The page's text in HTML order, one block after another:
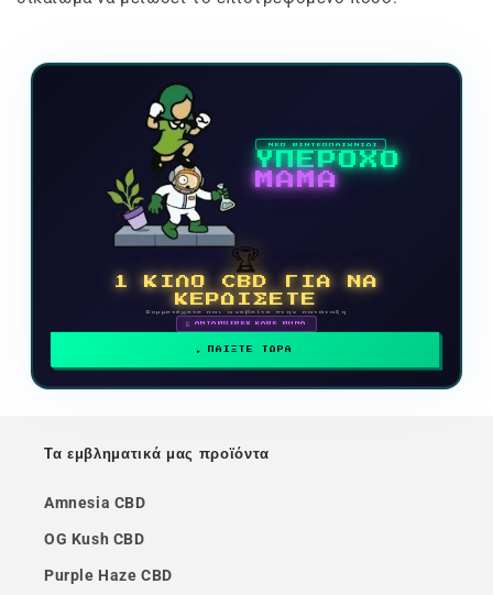
ΝΕΟ ΒΙΝΤΕΟΠΑΙΧΝΙΔΙ
ΥΠΕΡΟΧΟ
ΜΑΜΑ
🏆
1 ΚΙΛΟ CBD ΓΙΑ ΝΑ
ΚΕΡΔΙΣΕΤΕ
Συμμετέχετε και ανεβείτε στην κατάταξη
🗓 ΑΝΤΑΜΟΙΒΕΣ ΚΑΘΕ ΜΗΝΑ
ΠΑΙΞΤΕ ΤΩΡΑ
Τα εμβληματικά μας προϊόντα
Amnesia CBD
OG Kush CBD
Purple Haze CBD